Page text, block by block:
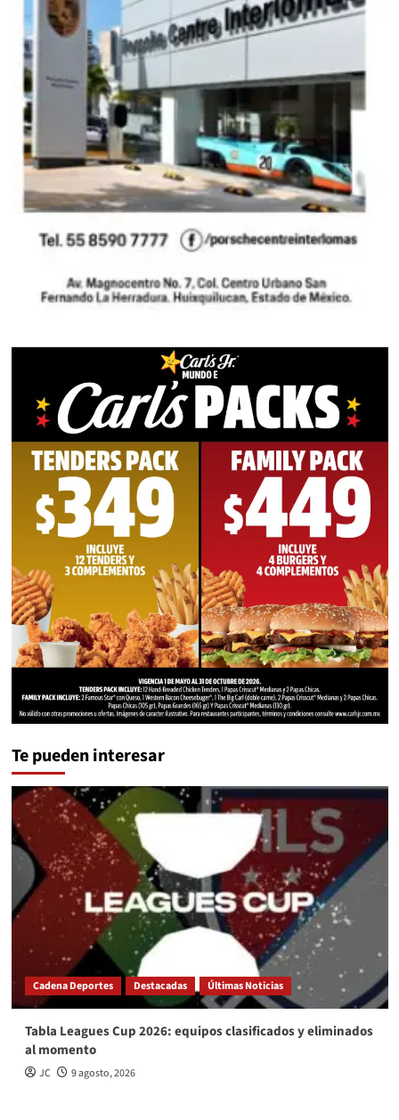
Te pueden interesar
Cadena Deportes Destacadas Últimas Noticias
Tabla Leagues Cup 2026: equipos clasificados y eliminados
al momento
JC 9 agosto, 2026